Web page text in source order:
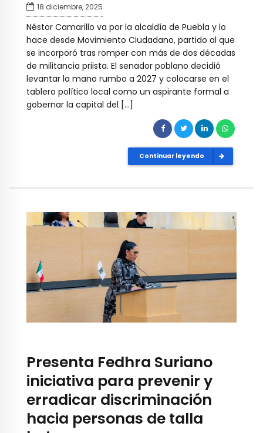
18 diciembre, 2025
Néstor Camarillo va por la alcaldía de Puebla y lo
hace desde Movimiento Ciudadano, partido al que
se incorporó tras romper con más de dos décadas
de militancia priista. El senador poblano decidió
levantar la mano rumbo a 2027 y colocarse en el
tablero político local como un aspirante formal a
gobernar la capital del […]
Continuar leyendo
Presenta Fedhra Suriano
iniciativa para prevenir y
erradicar discriminación
hacia personas de talla